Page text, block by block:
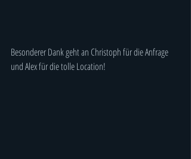
Besonderer Dank geht an Christoph für die Anfrage
und Alex für die tolle Location!